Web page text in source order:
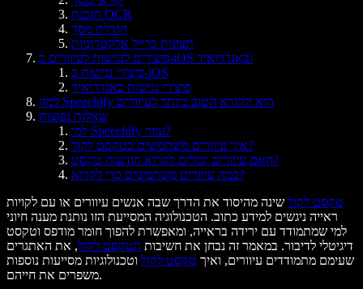
תוכנת OCR
הגדלת מסך
תצוגות ברייל אלקטרוניות
פיצ'רים לנגישות לעיוורים ב-iOS ובאנדרואיד
פיצ'רי נגישות ב-iOS
פיצ'רי נגישות באנדרואיד
למה Speechify הוא הקורא הטוב ביותר לעיוורים
שאלות נפוצות
למי Speechify עוזר?
איך עיוורים משתמשים בטקסט לקול?
האם עיוורים יכולים לקרוא הודעות טקסט?
במה עיוורים משתמשים כדי לקרוא?
טקסט לקול שינה מהיסוד את הדרך שבה אנשים עיוורים או עם לקויות
ראייה ניגשים למידע כתוב. הטכנולוגיה המסייעת הזו נותנת מענה חיוני
למי שמתמודד עם ירידה בראייה, ומאפשרת להפוך חומר מודפס וטקסט
דיגיטלי לדיבור. במאמר זה נבחן את חשיבות הטקסט לקול, את האתגרים
שעימם מתמודדים עיוורים, ואיך טקסט לקול וטכנולוגיות מסייעות נוספות
משפרים את חייהם.